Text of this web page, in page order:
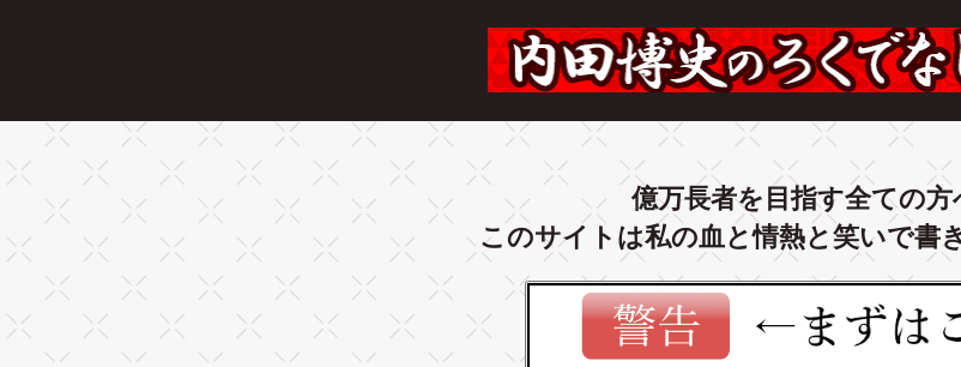
億万長者を目指す全ての方
このサイトは私の血と情熱と笑いで書